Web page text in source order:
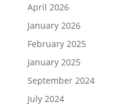
April 2026
January 2026
February 2025
January 2025
September 2024
July 2024